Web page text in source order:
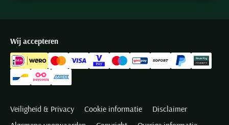
Wij accepteren
Veiligheid & Privacy Cookie informatie
Disclaimer